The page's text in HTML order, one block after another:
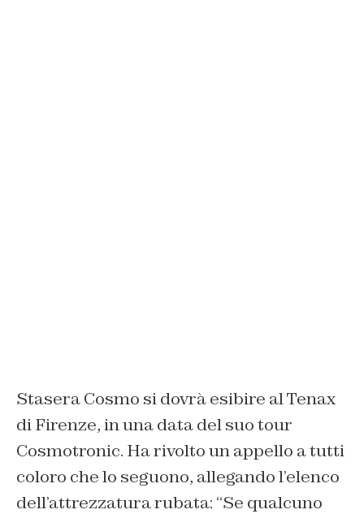
Stasera Cosmo si dovrà esibire al Tenax
di Firenze, in una data del suo tour
Cosmotronic. Ha rivolto un appello a tutti
coloro che lo seguono, allegando l’elenco
dell’attrezzatura rubata: “Se qualcuno